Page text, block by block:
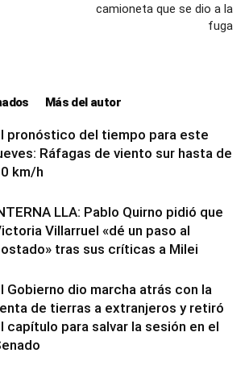
camioneta que se dio a la
fuga
Más del autor
pronóstico del tiempo para este
Ráfagas de viento sur hasta de
km/h
LLA: Pablo Quirno pidió que
Villarruel «dé un paso al
tras sus críticas a Milei
Gobierno dio marcha atrás con la
de tierras a extranjeros y retiró
capítulo para salvar la sesión en el